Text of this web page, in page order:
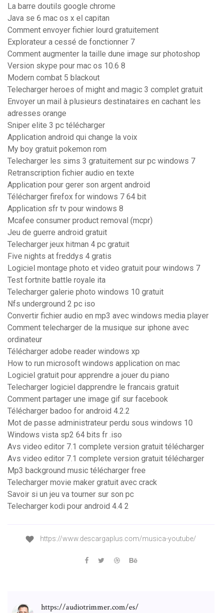
La barre doutils google chrome
Java se 6 mac os x el capitan
Comment envoyer fichier lourd gratuitement
Explorateur a cessé de fonctionner 7
Comment augmenter la taille dune image sur photoshop
Version skype pour mac os 10.6 8
Modern combat 5 blackout
Telecharger heroes of might and magic 3 complet gratuit
Envoyer un mail à plusieurs destinataires en cachant les
adresses orange
Sniper elite 3 pc télécharger
Application android qui change la voix
My boy gratuit pokemon rom
Telecharger les sims 3 gratuitement sur pc windows 7
Retranscription fichier audio en texte
Application pour gerer son argent android
Télécharger firefox for windows 7 64 bit
Application sfr tv pour windows 8
Mcafee consumer product removal (mcpr)
Jeu de guerre android gratuit
Telecharger jeux hitman 4 pc gratuit
Five nights at freddys 4 gratis
Logiciel montage photo et video gratuit pour windows 7
Test fortnite battle royale ita
Telecharger galerie photo windows 10 gratuit
Nfs underground 2 pc iso
Convertir fichier audio en mp3 avec windows media player
Comment telecharger de la musique sur iphone avec
ordinateur
Télécharger adobe reader windows xp
How to run microsoft windows application on mac
Logiciel gratuit pour apprendre a jouer du piano
Telecharger logiciel dapprendre le francais gratuit
Comment partager une image gif sur facebook
Télécharger badoo for android 4.2.2
Mot de passe administrateur perdu sous windows 10
Windows vista sp2 64 bits fr .iso
Avs video editor 7.1 complete version gratuit télécharger
Avs video editor 7.1 complete version gratuit télécharger
Mp3 background music télécharger free
Telecharger movie maker gratuit avec crack
Savoir si un jeu va tourner sur son pc
Telecharger kodi pour android 4.4 2
https://www.descargaplus.com/musica-youtube/
https://audiotrimmer.com/es/